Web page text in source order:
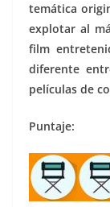
temática
explotar al
film
diferente
películas de
Puntaje: